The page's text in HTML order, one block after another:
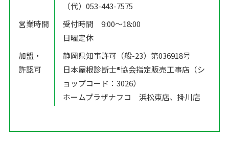
（代）053-443-7575
営業時間
受付時間 9:00〜18:00
日曜定休
加盟・
許認可
静岡県知事許可（般-23）第036918号
日本屋根診断士®️協会指定販売工事店（シ
ョップコード：3026）
ホームプラザナフコ 浜松東店、掛川店